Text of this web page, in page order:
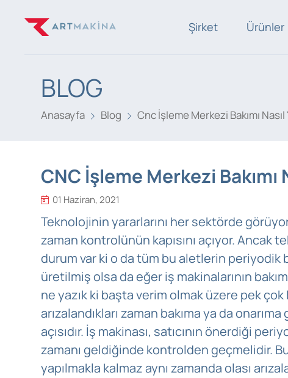
Şirket Ürünler
BLOG
Anasayfa Blog Cnc İşleme Merkezi Bakımı Nasıl
CNC İşleme Merkezi Bakımı
01 Haziran, 2021
Teknolojinin yararlarını her sektörde
zaman kontrolünün kapısını açıyor.
durum var ki o da tüm bu aletlerin periyodik
üretilmiş olsa da eğer iş makinalarının
ne yazık ki başta verim olmak üzere pek çok
arızalandıkları zaman bakıma ya da
açısıdır. İş makinası, satıcının önerdiği
zamanı geldiğinde kontrolden geçmelidir. Bu
yapılmakla kalmaz aynı zamanda olası